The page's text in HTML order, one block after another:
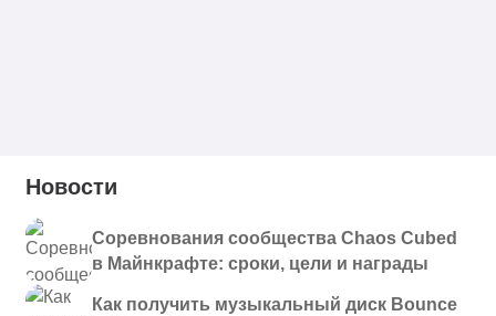
Новости
Соревнования сообщества Chaos Cubed
в Майнкрафте: сроки, цели и награды
Как получить музыкальный диск Bounce